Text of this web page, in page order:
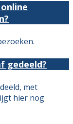
gedeeld?
met
hier nog